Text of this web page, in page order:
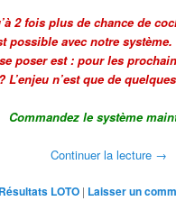
2 fois plus de chance de
possible avec notre
poser est : pour les
L’enjeu n’est que de
Commandez le système
Continuer la lecture →
Résultats LOTO | Laisser un